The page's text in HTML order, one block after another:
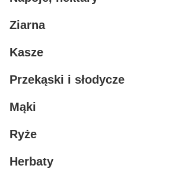
Ziarna
Kasze
Przekąski i słodycze
Mąki
Ryże
Herbaty